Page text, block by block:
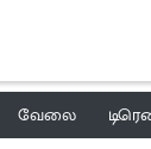
வேலை